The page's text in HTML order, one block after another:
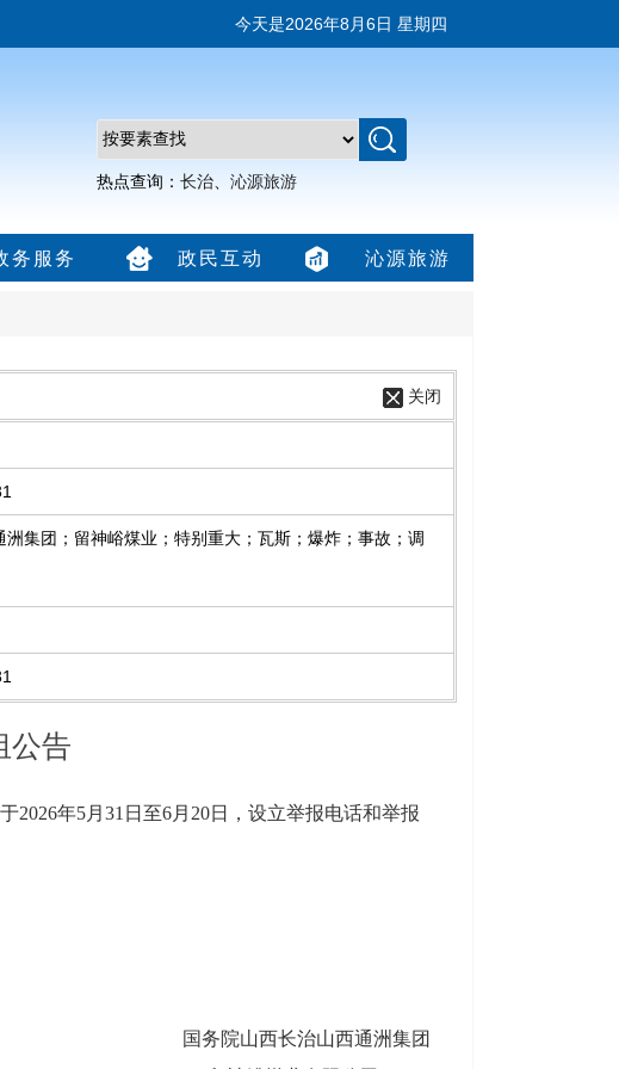
今天是2026年8月6日 星期四
热点查询： 长治 沁源旅游
务服务 政民互动 沁源旅游
关闭
洲集团；留神峪煤业；特别重大；瓦斯；爆炸；事故；调
公告
2026年5月31日至6月20日，设立举报电话和举报
国务院山西长治山西通洲集团